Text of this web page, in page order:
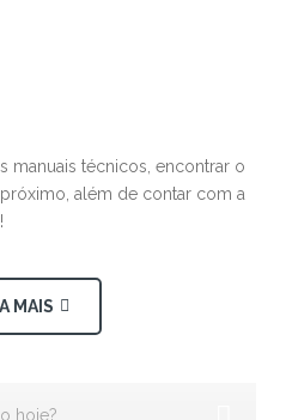
manuais técnicos, encontrar o
além de contar com a
MAIS